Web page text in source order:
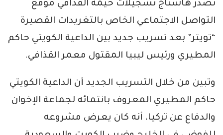
تصدر هاشتاج تسجيلات خيمة القذافي موقع
التواصل الاجتماعي الخاص بالتغريدات القصيرة
“تويتر” بعد تسريب جديد بين الداعية الكويتي حاكم
المطيري ورئيس ليبيا المقتول معمر القذافي.
وتبين من خلال التسريب الجديد أن الداعية الكويتي
حاكم المطيري المعروف بانتمائه لجماعة الإخوان
والدفاع عن تركيا، أنه كان يعرض مشروعه